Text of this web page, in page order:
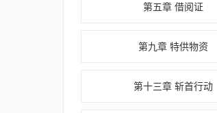
第五章 借阅证
第九章 特供物资
第十三章 斩首行动